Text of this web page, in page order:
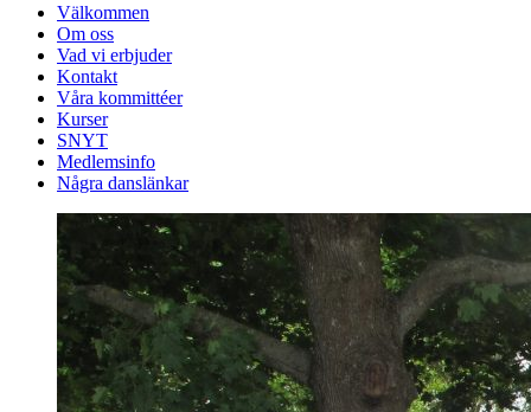
Välkommen
Om oss
Vad vi erbjuder
Kontakt
Våra kommittéer
Kurser
SNYT
Medlemsinfo
Några danslänkar